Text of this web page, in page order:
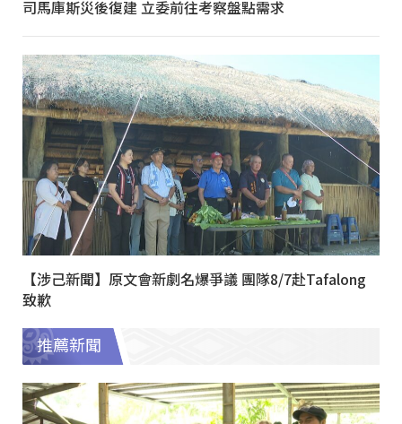
司馬庫斯災後復建 立委前往考察盤點需求
【涉己新聞】原文會新劇名爆爭議 團隊8/7赴Tafalong
致歉
推薦新聞